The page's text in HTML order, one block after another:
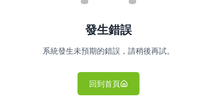
發生錯誤
系統發生未預期的錯誤，請稍後再試。
回到首頁